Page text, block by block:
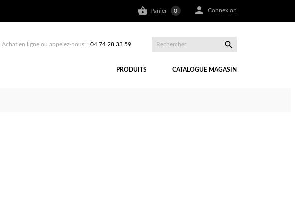
 Panier 0  Connexion
Achat en ligne ou appelez-nous: : 04 74 28 33 59 
PRODUITS CATALOGUE MAGASIN